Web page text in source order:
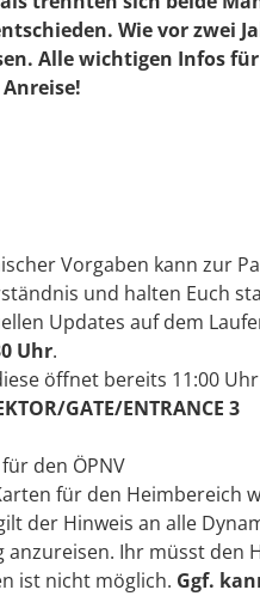
Wie vor zwei
Alle wichtigen Infos
Vorgaben kann zur
und halten Euch
Updates auf dem
Uhr.
öffnet bereits 11:00 Uhr
GATE/ENTRANCE 3
für den ÖPNV
für den Heimbereich
der Hinweis an alle
Ihr müsst den
ist nicht möglich. Ggf.